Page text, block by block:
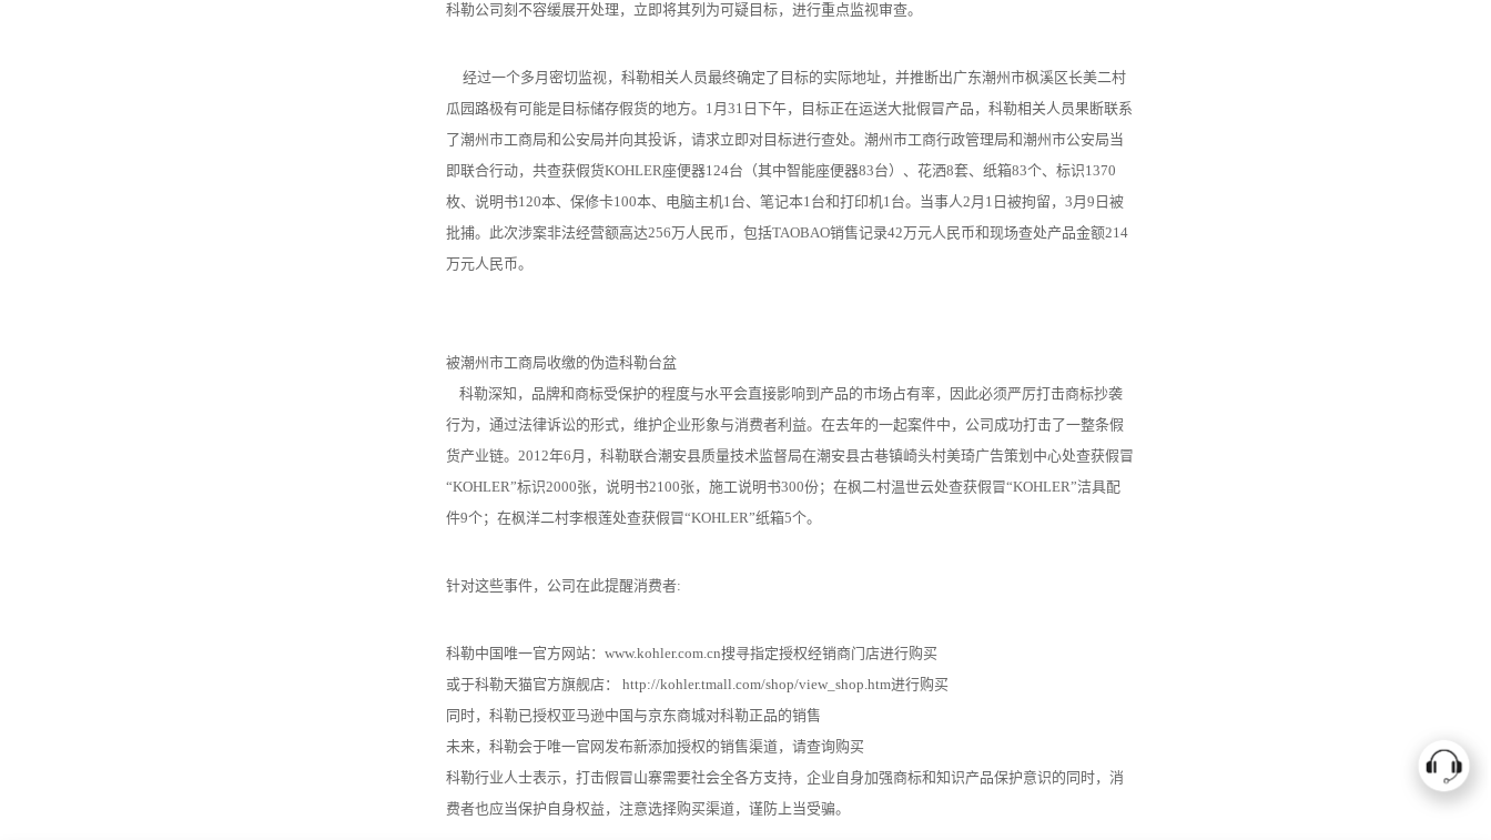
科勒公司刻不容缓展开处理，立即将其列为可疑目标，进行重点监视审查。
经过一个多月密切监视，科勒相关人员最终确定了目标的实际地址，并推断出广东潮州市枫溪区长美二村
瓜园路极有可能是目标储存假货的地方。1月31日下午，目标正在运送大批假冒产品，科勒相关人员果断联系
了潮州市工商局和公安局并向其投诉，请求立即对目标进行查处。潮州市工商行政管理局和潮州市公安局当
即联合行动，共查获假货KOHLER座便器124台（其中智能座便器83台）、花洒8套、纸箱83个、标识1370
枚、说明书120本、保修卡100本、电脑主机1台、笔记本1台和打印机1台。当事人2月1日被拘留，3月9日被
批捕。此次涉案非法经营额高达256万人民币，包括TAOBAO销售记录42万元人民币和现场查处产品金额214
万元人民币。
被潮州市工商局收缴的伪造科勒台盆
科勒深知，品牌和商标受保护的程度与水平会直接影响到产品的市场占有率，因此必须严厉打击商标抄袭
行为，通过法律诉讼的形式，维护企业形象与消费者利益。在去年的一起案件中，公司成功打击了一整条假
货产业链。2012年6月，科勒联合潮安县质量技术监督局在潮安县古巷镇崎头村美琦广告策划中心处查获假冒
“KOHLER”标识2000张，说明书2100张，施工说明书300份；在枫二村温世云处查获假冒“KOHLER”洁具配
件9个；在枫洋二村李根莲处查获假冒“KOHLER”纸箱5个。
针对这些事件，公司在此提醒消费者:
科勒中国唯一官方网站：www.kohler.com.cn搜寻指定授权经销商门店进行购买
或于科勒天猫官方旗舰店： http://kohler.tmall.com/shop/view_shop.htm进行购买
同时，科勒已授权亚马逊中国与京东商城对科勒正品的销售
未来，科勒会于唯一官网发布新添加授权的销售渠道，请查询购买
科勒行业人士表示，打击假冒山寨需要社会全各方支持，企业自身加强商标和知识产品保护意识的同时，消
费者也应当保护自身权益，注意选择购买渠道，谨防上当受骗。